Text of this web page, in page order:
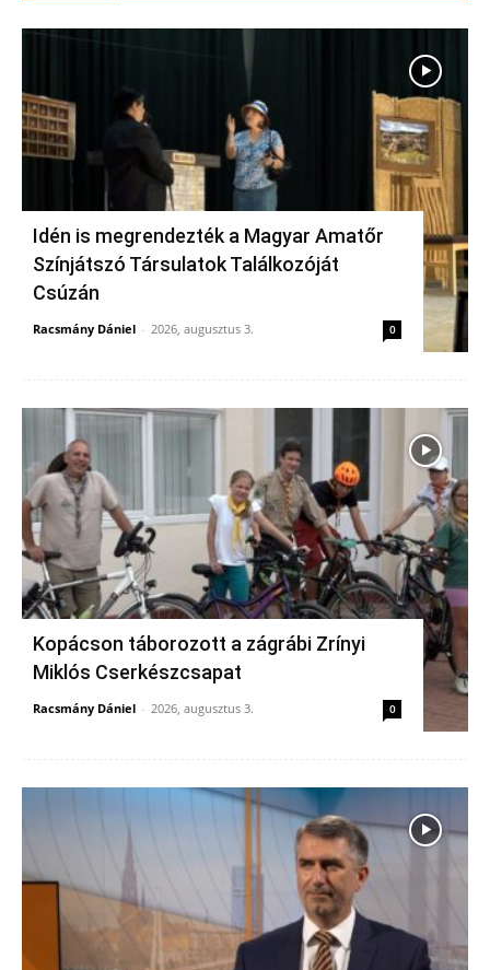
Idén is megrendezték a Magyar Amatőr
Színjátszó Társulatok Találkozóját
Csúzán
Racsmány Dániel - 2026, augusztus 3. 0
Kopácson táborozott a zágrábi Zrínyi
Miklós Cserkészcsapat
Racsmány Dániel - 2026, augusztus 3. 0